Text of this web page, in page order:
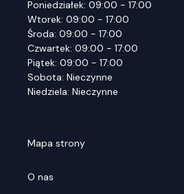
Poniedziałek: 09:00 - 17:00
Wtorek: 09:00 - 17:00
Środa: 09:00 - 17:00
Czwartek: 09:00 - 17:00
Piątek: 09:00 - 17:00
Sobota: Nieczynne
Niedziela: Nieczynne
Mapa strony
O nas